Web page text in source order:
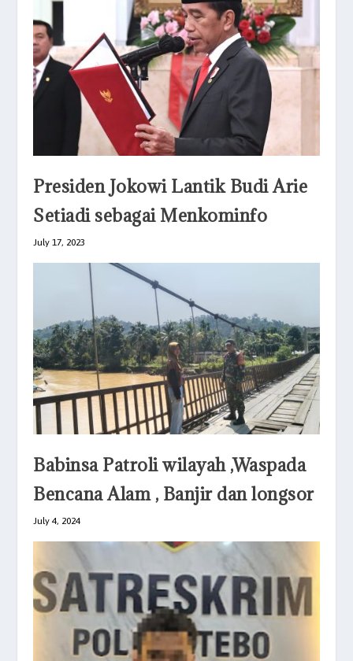
Presiden Jokowi Lantik Budi Arie
Setiadi sebagai Menkominfo
July 17, 2023
Babinsa Patroli wilayah ,Waspada
Bencana Alam , Banjir dan longsor
July 4, 2024